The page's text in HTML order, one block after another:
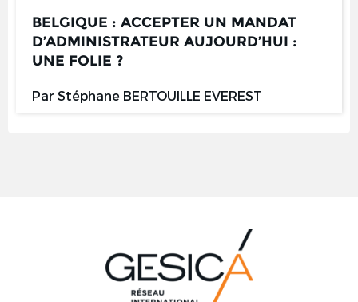
BELGIQUE : ACCEPTER UN MANDAT
D’ADMINISTRATEUR AUJOURD’HUI :
UNE FOLIE ?
Par Stéphane BERTOUILLE EVEREST